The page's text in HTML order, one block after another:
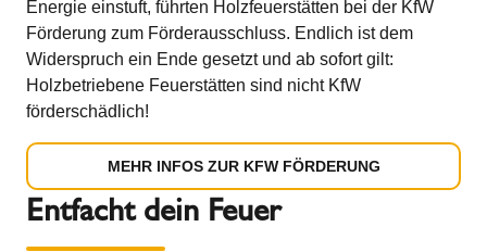
Energie einstuft, führten Holzfeuerstätten bei der KfW
Förderung zum Förderausschluss. Endlich ist dem
Widerspruch ein Ende gesetzt und ab sofort gilt:
Holzbetriebene Feuerstätten sind nicht KfW
förderschädlich!
MEHR INFOS ZUR KFW FÖRDERUNG
Entfacht dein Feuer